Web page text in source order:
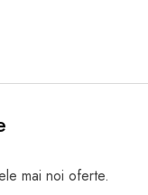
mai noi oferte.